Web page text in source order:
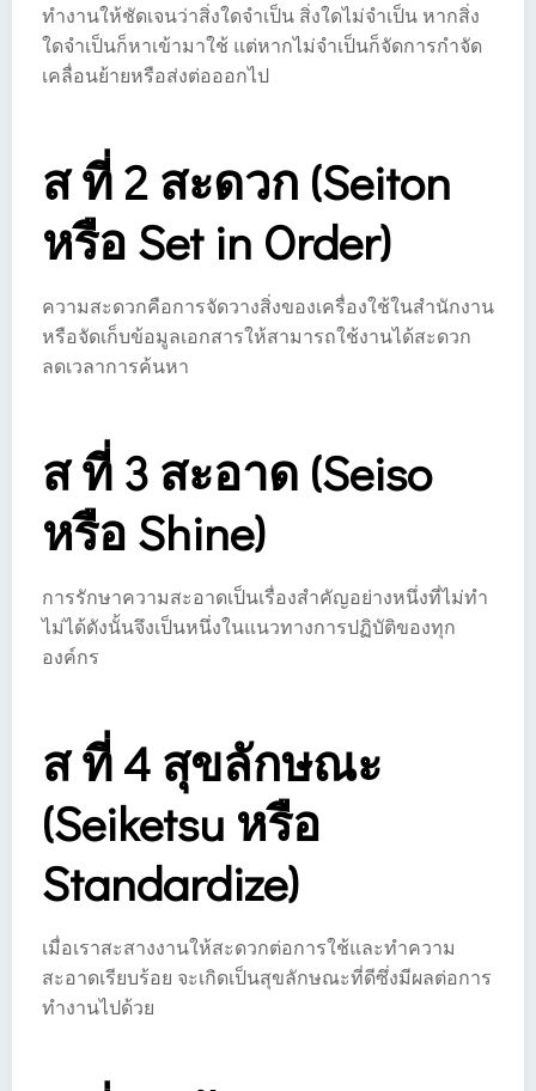
ทำงานให้ชัดเจนว่าสิ่งใดจำเป็น สิ่งใดไม่จำเป็น หากสิ่ง
ใดจำเป็นก็หาเข้ามาใช้ แต่หากไม่จำเป็นก็จัดการกำจัด
เคลื่อนย้ายหรือส่งต่อออกไป
ส ที่ 2 สะดวก (Seiton
หรือ Set in Order)
ความสะดวกคือการจัดวางสิ่งของเครื่องใช้ในสำนักงาน
หรือจัดเก็บข้อมูลเอกสารให้สามารถใช้งานได้สะดวก
ลดเวลาการค้นหา
ส ที่ 3 สะอาด (Seiso
หรือ Shine)
การรักษาความสะอาดเป็นเรื่องสำคัญอย่างหนึ่งที่ไม่ทำ
ไม่ได้ดังนั้นจึงเป็นหนึ่งในแนวทางการปฏิบัติของทุก
องค์กร
ส ที่ 4 สุขลักษณะ
(Seiketsu หรือ
Standardize)
เมื่อเราสะสางงานให้สะดวกต่อการใช้และทำความ
สะอาดเรียบร้อย จะเกิดเป็นสุขลักษณะที่ดีซึ่งมีผลต่อการ
ทำงานไปด้วย